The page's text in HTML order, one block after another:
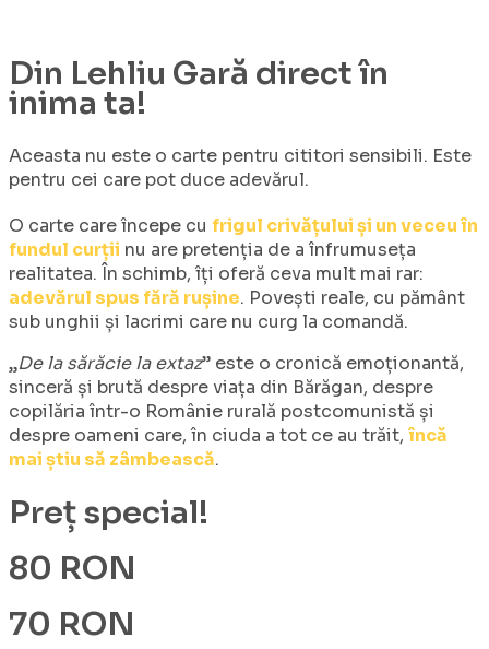
Din Lehliu Gară direct în
inima ta!
Aceasta nu este o carte pentru cititori sensibili. Este
pentru cei care pot duce adevărul.
O carte care începe cu frigul crivățului și un veceu în
fundul curții nu are pretenția de a înfrumuseța
realitatea. În schimb, îți oferă ceva mult mai rar:
adevărul spus fără rușine. Povești reale, cu pământ
sub unghii și lacrimi care nu curg la comandă.
„De la sărăcie la extaz” este o cronică emoționantă,
sinceră și brută despre viața din Bărăgan, despre
copilăria într-o Românie rurală postcomunistă și
despre oameni care, în ciuda a tot ce au trăit, încă
mai știu să zâmbească.
Preț special!
80 RON
70 RON